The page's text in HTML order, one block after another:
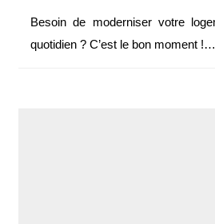
Besoin de moderniser votre logement pour faciliter le
quotidien ? C’est le bon moment !…